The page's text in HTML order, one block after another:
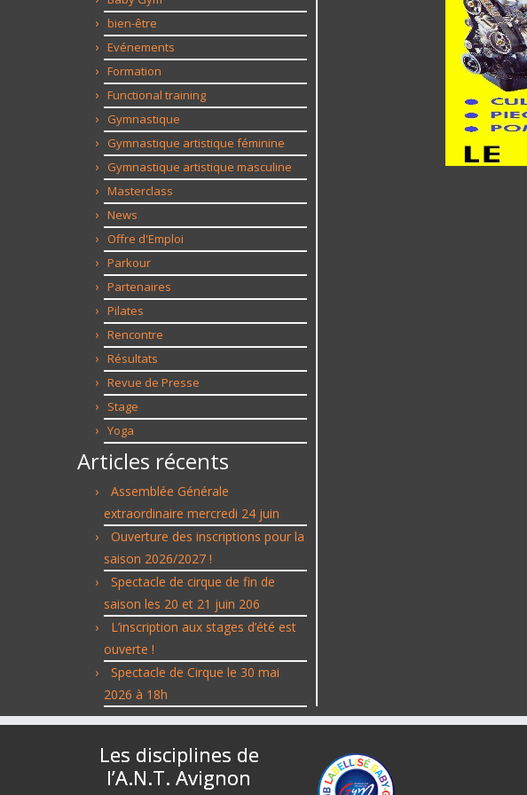
bien-être
Evénements
Formation
Functional training
Gymnastique
Gymnastique artistique féminine
Gymnastique artistique masculine
Masterclass
News
Offre d'Emploi
Parkour
Partenaires
Pilates
Rencontre
Résultats
Revue de Presse
Stage
Yoga
Articles récents
Assemblée Générale
extraordinaire mercredi 24 juin
Ouverture des inscriptions pour la
saison 2026/2027 !
Spectacle de cirque de fin de
saison les 20 et 21 juin 206
L’inscription aux stages d’été est
ouverte !
Spectacle de Cirque le 30 mai
2026 à 18h
Les disciplines de
l’A.N.T. Avignon